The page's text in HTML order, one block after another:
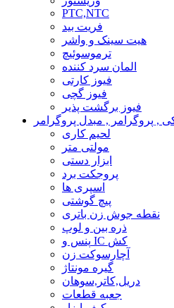
PTC,NTC
فریت بید
هیت سینک و واشر
ترموسوئیچ
المان سرد کننده
فیوز کارتی
فیوز گچی
فیوز برگشت پذیر
لحیم کاری
مولتی متر
ابزار دستی
پروجکت برد
اسپری ها
پیچ گوشتی
نقطه جوش زن باتری
ذره بین و لوپ
پنس و IC کش
آچارسوکت زن
گیره مونتاژ
دریل,کاتر,سوهان
جعبه قطعات